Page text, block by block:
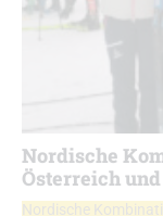
Nordische
Österreich